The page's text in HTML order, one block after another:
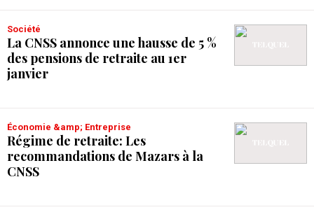
Société
La CNSS annonce une hausse de 5 %
des pensions de retraite au 1er
janvier
Économie &amp; Entreprise
Régime de retraite: Les
recommandations de Mazars à la
CNSS